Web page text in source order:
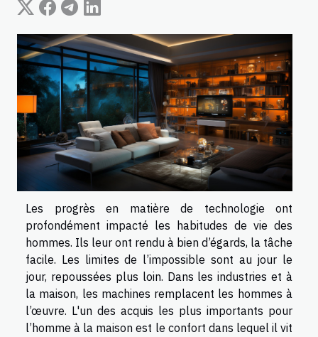
Les progrès en matière de technologie ont
profondément impacté les habitudes de vie des
hommes. Ils leur ont rendu à bien d’égards, la tâche
facile. Les limites de l’impossible sont au jour le
jour, repoussées plus loin. Dans les industries et à
la maison, les machines remplacent les hommes à
l’œuvre. L'un des acquis les plus importants pour
l’homme à la maison est le confort dans lequel il vit